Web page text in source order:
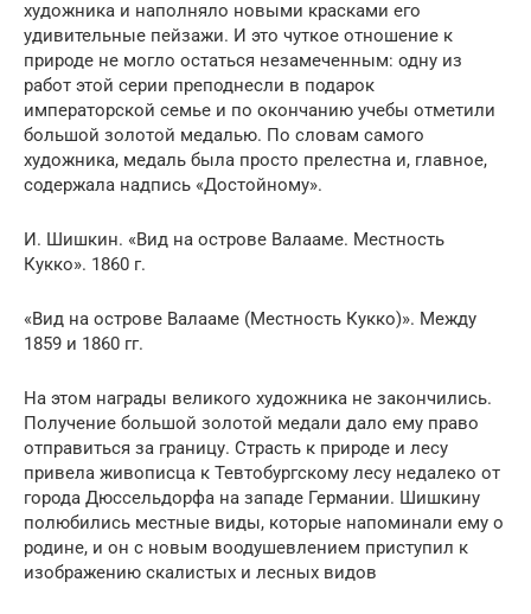
художника и наполняло новыми красками его
удивительные пейзажи. И это чуткое отношение к
природе не могло остаться незамеченным: одну из
работ этой серии преподнесли в подарок
императорской семье и по окончанию учебы отметили
большой золотой медалью. По словам самого
художника, медаль была просто прелестна и, главное,
содержала надпись «Достойному».
И. Шишкин. «Вид на острове Валааме. Местность
Кукко». 1860 г.
«Вид на острове Валааме (Местность Кукко)». Между
1859 и 1860 гг.
На этом награды великого художника не закончились.
Получение большой золотой медали дало ему право
отправиться за границу. Страсть к природе и лесу
привела живописца к Тевтобургскому лесу недалеко от
города Дюссельдорфа на западе Германии. Шишкину
полюбились местные виды, которые напоминали ему о
родине, и он с новым воодушевлением приступил к
изображению скалистых и лесных видов